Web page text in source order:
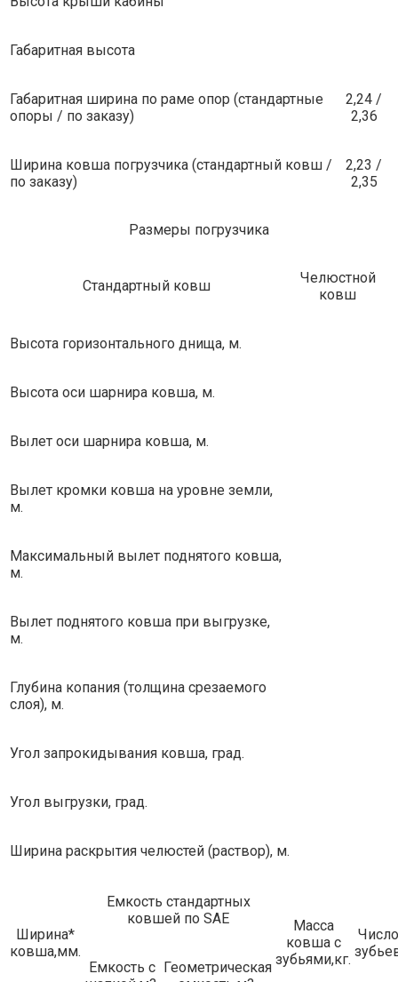
Габаритная высота
Габаритная ширина по раме опор (стандартные
опоры / по заказу)
2,24 /
2,36
Ширина ковша погрузчика (стандартный ковш /
по заказу)
2,23 /
2,35
Размеры погрузчика
Стандартный ковш
Челюстной
ковш
Высота горизонтального днища, м.
Высота оси шарнира ковша, м.
Вылет оси шарнира ковша, м.
Вылет кромки ковша на уровне земли,
м.
Максимальный вылет поднятого ковша,
м.
Вылет поднятого ковша при выгрузке,
м.
Глубина копания (толщина срезаемого
слоя), м.
Угол запрокидывания ковша, град.
Угол выгрузки, град.
Ширина раскрытия челюстей (раствор), м.
Ширина*
ковша,мм.
Емкость стандартных
ковшей по SAE
Масса
ковша с
зубьями,кг.
Число
Емкость с
Геометрическая